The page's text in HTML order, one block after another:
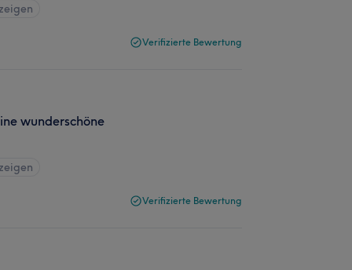
Verifizierte Bewertung
wunderschöne
Verifizierte Bewertung